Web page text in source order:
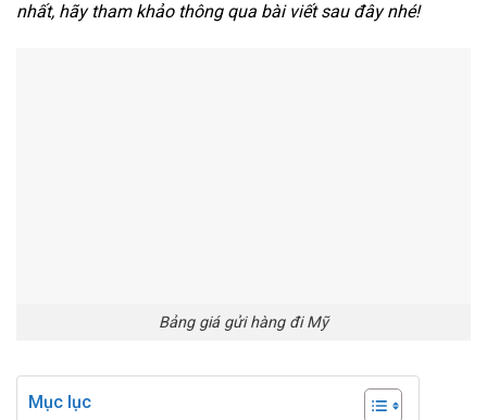
nhất, hãy tham khảo thông qua bài viết sau đây nhé!
Bảng giá gửi hàng đi Mỹ
Mục lục